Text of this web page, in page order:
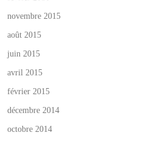
novembre 2015
août 2015
juin 2015
avril 2015
février 2015
décembre 2014
octobre 2014